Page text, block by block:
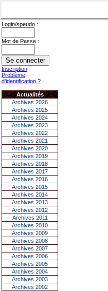
Login/speudo :
Mot de Passe :
Inscription
Problème
d'identification ?
Actualités
Archives 2026
Archives 2025
Archives 2024
Archives 2023
Archives 2022
Archives 2021
Archives 2020
Archives 2019
Archives 2018
Archives 2017
Archives 2016
Archives 2015
Archives 2014
Archives 2013
Archives 2012
Archives 2011
Archives 2010
Archives 2009
Archives 2008
Archives 2007
Archives 2006
Archives 2005
Archives 2004
Archives 2003
Archives 2002